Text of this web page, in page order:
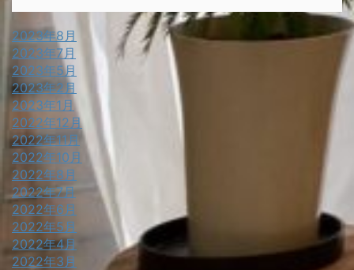
2023年8月
2023年7月
2023年5月
2023年2月
2023年1月
2022年12月
2022年11月
2022年10月
2022年8月
2022年7月
2022年6月
2022年5月
2022年4月
2022年3月